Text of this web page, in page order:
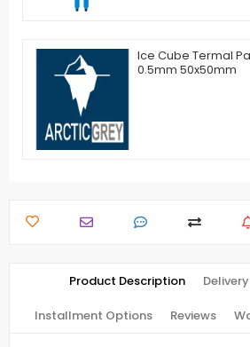
Ice Cube Termal
0.5mm 50x50mm
Product Description
Installment Options Reviews